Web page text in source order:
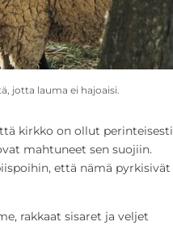
jotta lauma ei hajoaisi.
kirkko on ollut perinteisesti
mahtuneet sen suojiin.
että nämä pyrkisivät
rakkaat sisaret ja veljet